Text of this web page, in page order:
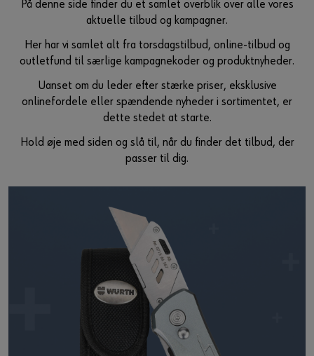
Guide til selvvalgt brugernavn
eller
Tilmeld dig her i tre enkle trin for at bruge alle funktionerne i
Kun salg til erhvervskunder
På denne side finder du et samlet overblik over alle vores
aktuelle tilbud og kampagner.
Her har vi samlet alt fra torsdagstilbud, online‑tilbud og
outletfund til særlige kampagnekoder og produktnyheder.
Uanset om du leder efter stærke priser, eksklusive
onlinefordele eller spændende nyheder i sortimentet, er
dette stedet at starte.
Hold øje med siden og slå til, når du finder det tilbud, der
passer til dig.